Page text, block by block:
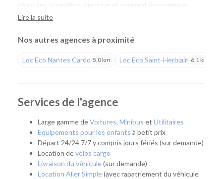
véhicules accessible, pratique et vraiment économique.
Aujourd'hui, Loc Eco met à disposition près de 1 000
répondre aux besoins des particuliers comme des
professionnels.
Louer un véhicule uniquement lorsque vous en avez
tous ceux qui souhaitent disposer d'un véhicule
d'une voiture. Que ce soit pour partir en week-end,
transporter un meuble, effectuer un déménagement, partir
en vacances ou répondre à un besoin professionnel, vous
pouvez récupérer rapidement un véhicule adapté à votre
projet.
Lire la suite
Nos autres agences à proximité
Loc Eco Nantes Cardo 5,0 km Loc Eco Saint-Herblain 6,1 km
Services de l'agence
Large gamme deVoitures, Minibus et Utilitaires
Equipements pour les enfants à petit prix
Départ 24/24 7/7 y compris jours fériés (sur demande)
Location devélos cargo
Livraison du véhicule(sur demande)
Location Aller Simple(avec rapatriement du véhicule